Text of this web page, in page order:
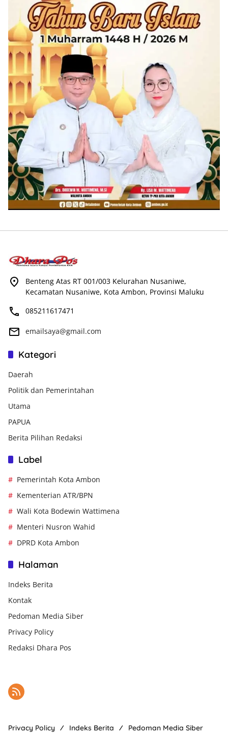
Benteng Atas RT 001/003 Kelurahan Nusaniwe,
Kecamatan Nusaniwe, Kota Ambon, Provinsi Maluku
085211617471
emailsaya@gmail.com
Kategori
Daerah
Politik dan Pemerintahan
Utama
PAPUA
Berita Pilihan Redaksi
Label
Pemerintah Kota Ambon
Kementerian ATR/BPN
Wali Kota Bodewin Wattimena
Menteri Nusron Wahid
DPRD Kota Ambon
Halaman
Indeks Berita
Kontak
Pedoman Media Siber
Privacy Policy
Redaksi Dhara Pos
Privacy Policy Indeks Berita Pedoman Media Siber